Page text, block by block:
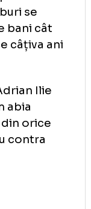
în Europa
arhetipul
pe bani
ori Adrian
Cum abia
se din